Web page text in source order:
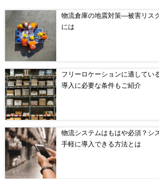
物流倉庫の地震対策―被害リス
には
フリーロケーションに適してい
導入に必要な条件もご紹介
物流システムはもはや必須？シ
手軽に導入できる方法とは